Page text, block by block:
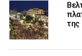
της